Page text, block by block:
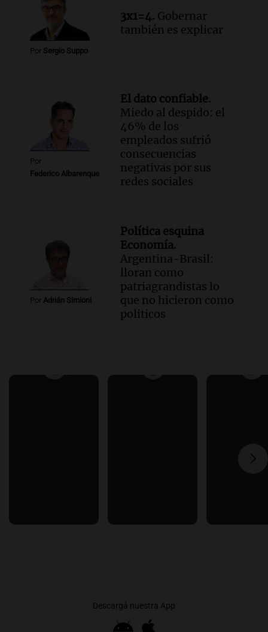
Por Sergio Suppo
3x1=4. Gobernar
también es explicar
Por
Federico Albarenque
El dato confiable.
Miedo al despido: el
46% de los
empleados sufrió
consecuencias
negativas por sus
redes sociales
Por Adrián Simioni
Política esquina
Economía.
Argentina-Brasil:
lloran como
patriagrandistas lo
que no hicieron como
politicos
Descargá nuestra App